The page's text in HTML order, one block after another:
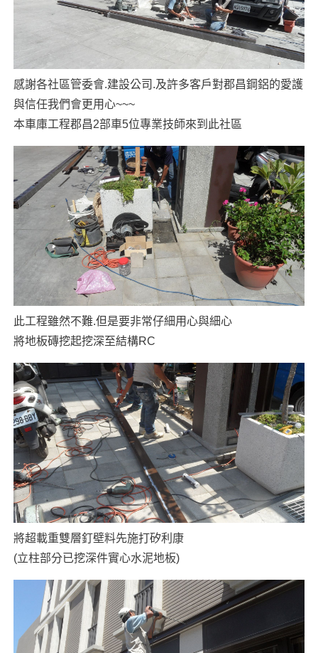
感謝各社區管委會.建設公司.及許多客戶對郡昌鋼鋁的愛護
與信任我們會更用心~~~
本車庫工程郡昌2部車5位專業技師來到此社區
此工程雖然不難.但是要非常仔細用心與細心
將地板磚挖起挖深至結構RC
將超載重雙層釘壁料先施打矽利康
(立柱部分已挖深件實心水泥地板)